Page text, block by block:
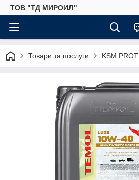
ТОВ "ТД МИРОИЛ"
Товари та послуги KSM